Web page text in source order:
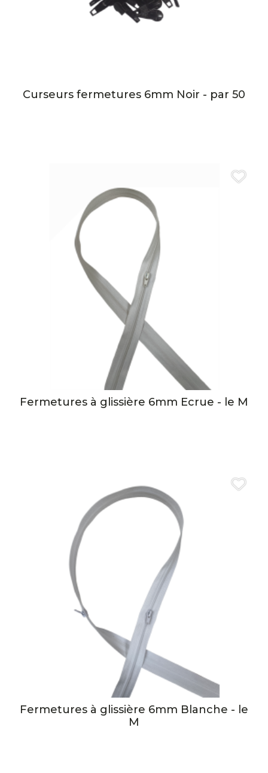
Curseurs fermetures 6mm Noir - par 50
Fermetures à glissière 6mm Ecrue - le M
Fermetures à glissière 6mm Blanche - le
M